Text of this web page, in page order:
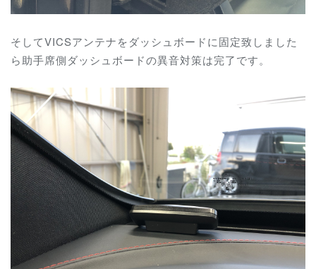
そしてVICSアンテナをダッシュボードに固定致しました
ら助手席側ダッシュボードの異音対策は完了です。